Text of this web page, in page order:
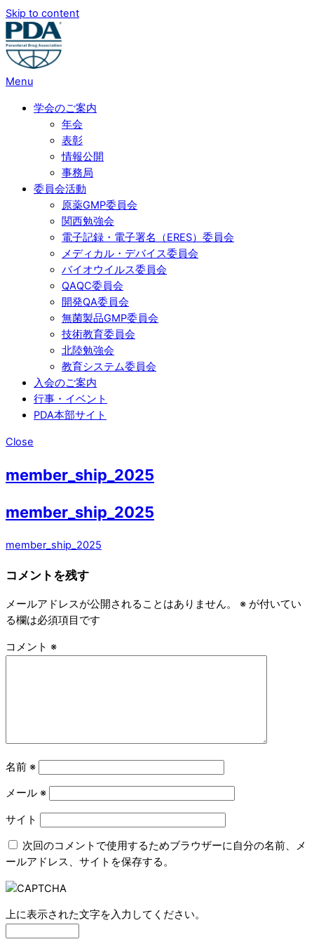
Skip to content
Menu
学会のご案内
年会
表彰
情報公開
事務局
委員会活動
原薬GMP委員会
関西勉強会
電子記録・電子署名（ERES）委員会
メディカル・デバイス委員会
バイオウイルス委員会
QAQC委員会
開発QA委員会
無菌製品GMP委員会
技術教育委員会
北陸勉強会
教育システム委員会
入会のご案内
行事・イベント
PDA本部サイト
Close
member_ship_2025
member_ship_2025
member_ship_2025
コメントを残す
メールアドレスが公開されることはありません。 ※ が付いてい
る欄は必須項目です
コメント ※
名前 ※
メール ※
サイト
次回のコメントで使用するためブラウザーに自分の名前、メ
ールアドレス、サイトを保存する。
上に表示された文字を入力してください。